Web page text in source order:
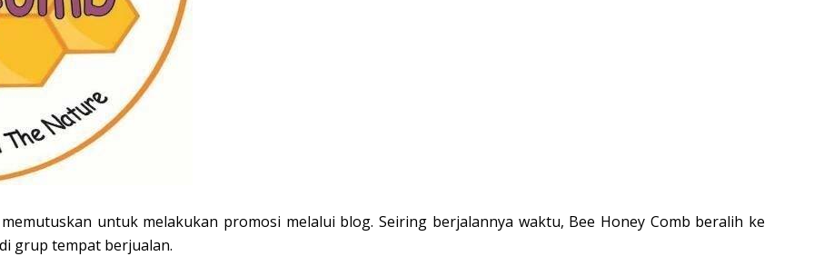
untuk melakukan promosi melalui blog. Seiring berjalannya waktu, Bee Honey Comb beralih ke
grup tempat berjualan.